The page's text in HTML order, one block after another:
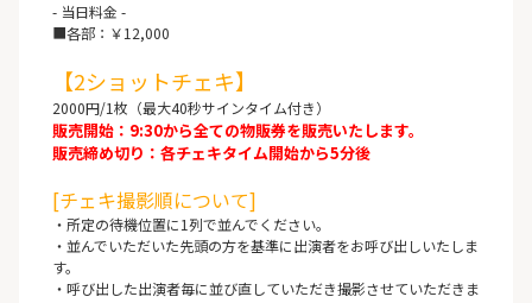
- 当日料金 -
■各部：￥12,000
【2ショットチェキ】
2000円/1枚（最大40秒サインタイム付き）
販売開始：9:30から全ての物販券を販売いたします。
販売締め切り：各チェキタイム開始から5分後
[チェキ撮影順について]
・所定の待機位置に1列で並んでください。
・並んでいただいた先頭の方を基準に出演者をお呼び出しいたしま
す。
・呼び出した出演者毎に並び直していただき撮影させていただきま